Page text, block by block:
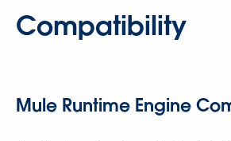
Compatibility
Mule Runtime Engine